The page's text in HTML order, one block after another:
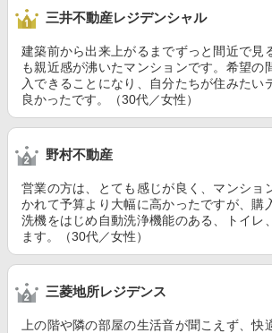
三井不動産レジデンシャル
建築前から出来上がるまでずっと間近で見
も親近感が沸いたマンションです。希望の
入できることになり、自分たちが住みたい
良かったです。（30代／女性）
野村不動産
営業の方は、とても感じが良く、マンショ
かれて予算より大幅に高かったですが、購
洗機をはじめ自動洗浄機能のある、トイレ
ます。（30代／女性）
三菱地所レジデンス
上の階や隣の部屋の生活音が聞こえず、快